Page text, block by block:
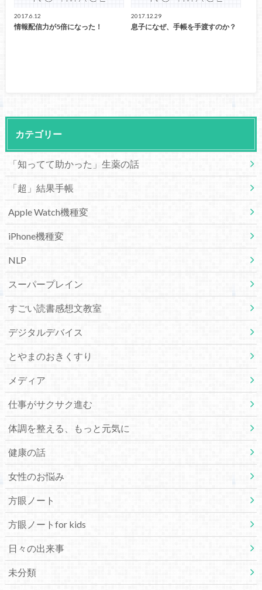
2017.6.12
情報配信力が5倍になった！
2017.12.29
息子になぜ、手帳を手渡すのか？
カテゴリー
「知ってて助かった」生薬の話
「超」結果手帳
Apple Watch機種変
iPhone機種変
NLP
スーパープレイン
すごい読書感想文教室
デジタルデバイス
とやまのおきくすり
メディア
仕事がサクサク進む
体調を整える、もっと元気に
健康の話
女性のお悩み
方眼ノート
方眼ノートfor kids
日々の出来事
未分類